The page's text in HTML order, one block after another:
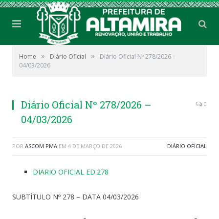
Home » Diário Oficial »
Diário Oficial Nº 278/2026 –
04/03/2026
Diário Oficial Nº 278/2026 –
04/03/2026
0
POR ASCOM PMA EM 4 DE MARÇO DE 2026 DIÁRIO OFICIAL
DIARIO OFICIAL ED.278
SUBTÍTULO Nº 278 – DATA 04/03/2026